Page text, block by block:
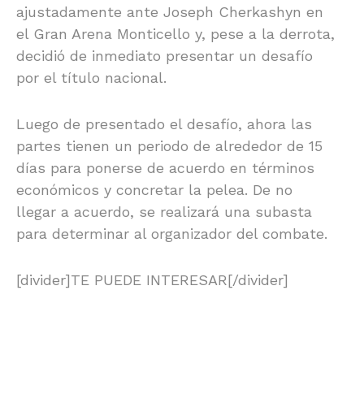
ajustadamente ante Joseph Cherkashyn en
el Gran Arena Monticello y, pese a la derrota,
decidió de inmediato presentar un desafío
por el título nacional.
Luego de presentado el desafío, ahora las
partes tienen un periodo de alrededor de 15
días para ponerse de acuerdo en términos
económicos y concretar la pelea. De no
llegar a acuerdo, se realizará una subasta
para determinar al organizador del combate.
[divider]TE PUEDE INTERESAR[/divider]